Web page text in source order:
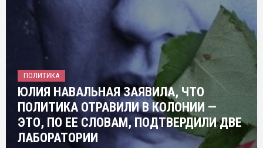
ПОЛИТИКА
ЮЛИЯ НАВАЛЬНАЯ ЗАЯВИЛА, ЧТО
ПОЛИТИКА ОТРАВИЛИ В КОЛОНИИ —
ЭТО, ПО ЕЕ СЛОВАМ, ПОДТВЕРДИЛИ ДВЕ
ЛАБОРАТОРИИ